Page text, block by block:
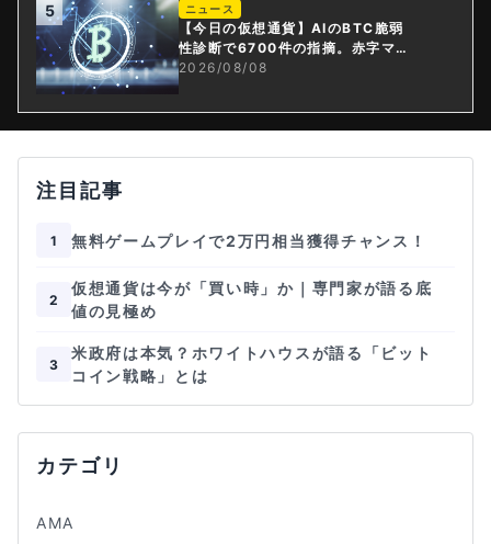
5 ニュース
【今日の仮想通貨】AIのBTC脆弱
性診断で6700件の指摘。赤字マイ
ニング企業はAIに賭ける
2026/08/08
注目記事
1 無料ゲームプレイで2万円相当獲得チャンス！
2
仮想通貨は今が「買い時」か｜専門家が語る底
値の見極め
3
米政府は本気？ホワイトハウスが語る「ビット
コイン戦略」とは
カテゴリ
AMA